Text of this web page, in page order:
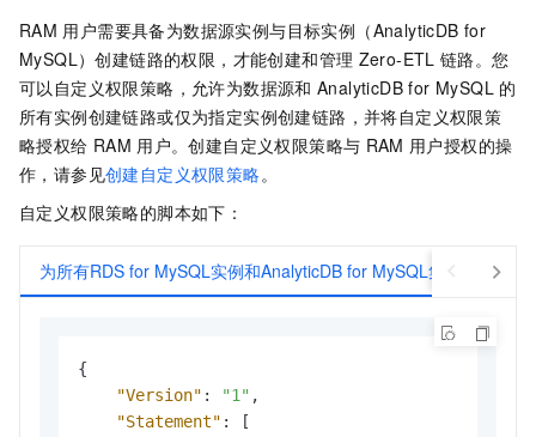
RAM 用户需要具备为数据源实例与目标实例（AnalyticDB for
MySQL）创建链路的权限，才能创建和管理 Zero-ETL 链路。您
可以自定义权限策略，允许为数据源和 AnalyticDB for MySQL 的
所有实例创建链路或仅为指定实例创建链路，并将自定义权限策
略授权给 RAM 用户。创建自定义权限策略与 RAM 用户授权的操
作，请参见创建自定义权限策略。
自定义权限策略的脚本如下：
为所有RDS for MySQL实例和AnalyticDB for MySQL集群授权
{
"Version" : "1" ,
"Statement" :
[